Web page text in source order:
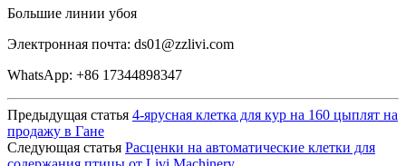
Большие линии убоя
Электронная почта: ds01@zzlivi.com
WhatsApp: +86 17344898347
Предыдущая статья 4-ярусная клетка для кур на 160 цыплят на
продажу в Гане
Следующая статья Расценки на автоматические клетки для